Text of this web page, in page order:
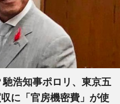
浩知事ポロリ、東京五
に「官房機密費」が使